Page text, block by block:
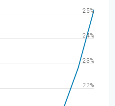
22%
23%
24%
25%